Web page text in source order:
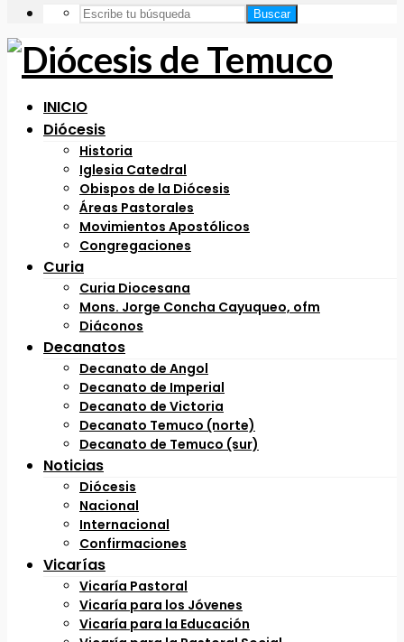
Buscar
INICIO
Diócesis
Historia
Iglesia Catedral
Obispos de la Diócesis
Áreas Pastorales
Movimientos Apostólicos
Congregaciones
Curia
Curia Diocesana
Mons. Jorge Concha Cayuqueo, ofm
Diáconos
Decanatos
Decanato de Angol
Decanato de Imperial
Decanato de Victoria
Decanato Temuco (norte)
Decanato de Temuco (sur)
Noticias
Diócesis
Nacional
Internacional
Confirmaciones
Vicarías
Vicaría Pastoral
Vicaría para los Jóvenes
Vicaría para la Educación